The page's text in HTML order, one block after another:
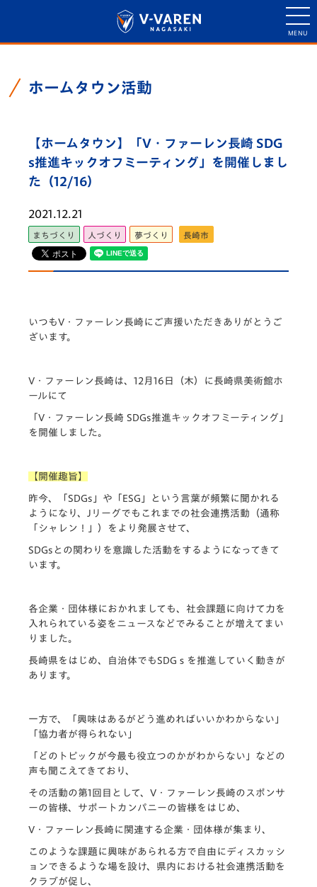
ホームタウン活動
【ホームタウン】「V・ファーレン長崎 SDG
s推進キックオフミーティング」を開催しまし
た（12/16）
2021.12.21
まちづくり 人づくり 夢づくり 長崎市
いつもV・ファーレン長崎にご声援いただきありがとうご
ざいます。
V・ファーレン長崎は、12月16日（木）に長崎県美術館ホ
ールにて
「V・ファーレン長崎 SDGs推進キックオフミーティング」
を開催しました。
【開催趣旨】
昨今、「SDGs」や「ESG」という言葉が頻繁に聞かれる
ようになり、Jリーグでもこれまでの社会連携活動（通称
「シャレン！」）をより発展させて、
SDGsとの関わりを意識した活動をするようになってきて
います。
各企業・団体様におかれましても、社会課題に向けて力を
入れられている姿をニュースなどでみることが増えてまい
りました。
長崎県をはじめ、自治体でもSDGｓを推進していく動きが
あります。
一方で、「興味はあるがどう進めればいいかわからない」
「協力者が得られない」
「どのトピックが今最も役立つのかがわからない」などの
声も聞こえてきており、
その活動の第1回目として、V・ファーレン長崎のスポンサ
ーの皆様、サポートカンパニーの皆様をはじめ、
V・ファーレン長崎に関連する企業・団体様が集まり、
このような課題に興味があられる方で自由にディスカッシ
ョンできるような場を設け、県内における社会連携活動を
クラブが促し、